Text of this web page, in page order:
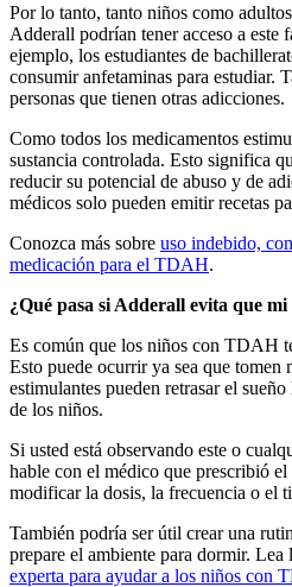
Por lo tanto, tanto niños como
Adderall podrían tener acceso a este
ejemplo, los estudiantes de
consumir anfetaminas para estudiar.
personas que tienen otras adicciones.
Como todos los medicamentos
sustancia controlada. Esto significa
reducir su potencial de abuso y de
médicos solo pueden emitir recetas
Conozca más sobre uso indebido,
medicación para el TDAH.
¿Qué pasa si Adderall evita que
Es común que los niños con TDAH
Esto puede ocurrir ya sea que tomen
estimulantes pueden retrasar el
de los niños.
Si usted está observando este o
hable con el médico que prescribió
modificar la dosis, la frecuencia o el
También podría ser útil crear una
prepare el ambiente para dormir. Lea
experta para ayudar a los niños con